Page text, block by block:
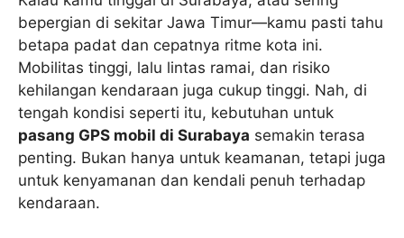
bepergian di sekitar Jawa Timur—kamu pasti tahu
betapa padat dan cepatnya ritme kota ini.
Mobilitas tinggi, lalu lintas ramai, dan risiko
kehilangan kendaraan juga cukup tinggi. Nah, di
tengah kondisi seperti itu, kebutuhan untuk
pasang GPS mobil di Surabaya semakin terasa
penting. Bukan hanya untuk keamanan, tetapi juga
untuk kenyamanan dan kendali penuh terhadap
kendaraan.